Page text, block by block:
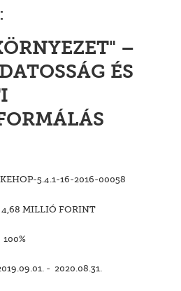
–
ÉS
5.4.1-16-2016-00058
MILLIÓ FORINT
- 2020.08.31.